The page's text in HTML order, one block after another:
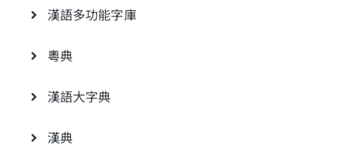
漢語多功能字庫
粵典
漢語大字典
漢典